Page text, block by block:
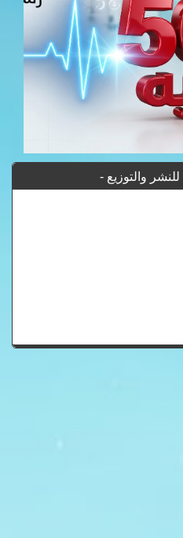
والتوزيع -